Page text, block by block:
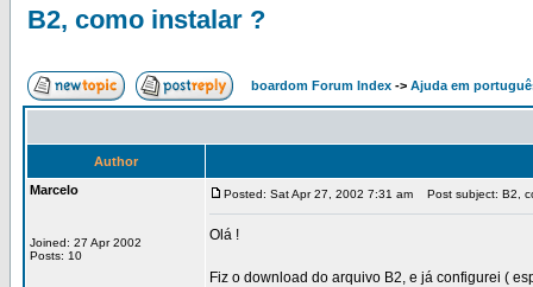
B2, como instalar ?
boardom Forum Index -> Ajuda em
Author
Marcelo
Joined: 27 Apr 2002
Posts: 10
Posted: Sat Apr 27, 2002 7:31 am Post subject: B2,
Olá !
Fiz o download do arquivo B2, e já configurei (